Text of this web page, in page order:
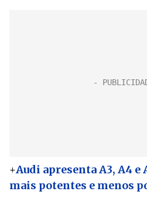
+Audi apresenta A3, A4 e
mais potentes e menos